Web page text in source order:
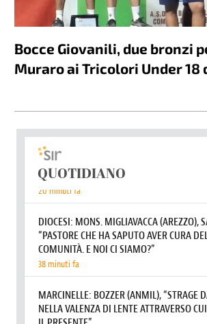
Bocce Giovanili, due bronzi
Muraro ai Tricolori Under 18